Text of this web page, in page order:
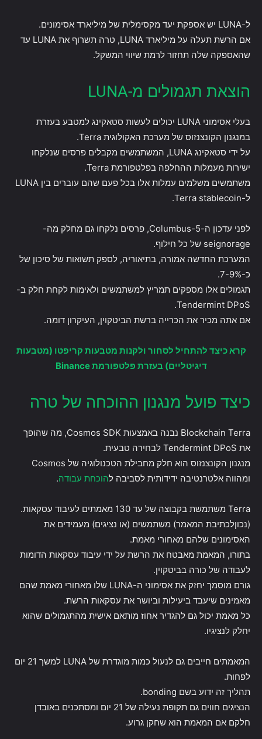
ל-LUNA יש אספקת יעד מקסימלית של מיליארד אסימונים.
אם הרשת תעלה על מיליארד LUNA, טרה תשרוף את LUNA עד
שהאספקה ​​שלה תחזור לרמת שיווי המשקל.
הוצאת תגמולים מ-LUNA
בעלי אסימוני LUNA יכולים לעשות סטאקינג למטבע בעזרת
במנגנון הקונצנזוס של מערכת האקולוגית Terra.
על ידי סטאקינג LUNA, המשתמשים מקבלים פרסים שנלקחו
ישירות מעמלות ההחלפה בפלטפורמת Terra.
משתמשים משלמים עמלות אלו בכל פעם שהם עוברים בין LUNA
ל-Terra stablecoin.
לפני עדכון ה-Columbus-5, פרסים נלקחו גם מחלק מה-
seignorage של כל חילוף.
המערכת החדשה אמורה, בתיאוריה, לספק תשואות של סיכון של
כ-7-9%.
תגמולים אלו מספקים תמריץ למשתמשים ולאימות לקחת חלק ב-
Tendermint DPoS.
אם אתה מכיר את הכרייה ברשת הביטקוין, העיקרון דומה.
קרא כיצד להתחיל לסחור ולקנות מטבעות קריפטו (מטבעות
דיגיטליים) בעזרת פלטפורמת Binance
כיצד פועל מנגנון ההוכחה של טרה
Blockchain Terra נבנה באמצעות Cosmos SDK, מה שהופך
את Tendermint DPoS לבחירה טבעית.
מנגנון הקונצנזוס הוא חלק מחבילת הטכנולוגיה של Cosmos
ומהווה אלטרנטיבה ידידותית לסביבה להוכחת עבודה.
Terra משתמשת בקבוצה של עד 130 מאמתים לעיבוד עסקאות.
(נכוןלכתיבת המאמר) משתמשים (או נציגים) מעמידים את
האסימונים שלהם מאחורי מאמת.
בתורו, המאמת מאבטח את הרשת על ידי עיבוד עסקאות הדומות
לעבודה של כורה בביטקוין.
גורם מוסמך יחזק את אסימוני ה-LUNA שלו מאחורי מאמת שהם
מאמינים שיעבד ביעילות וביושר את עסקאות הרשת.
כל מאמת יכול גם להגדיר אחוז מותאם אישית מהתגמולים שהוא
יחלק לנציגיו.
המאמתים חייבים גם לנעול כמות מוגדרת של LUNA למשך 21 יום
לפחות.
תהליך זה ידוע בשם bonding.
הנציגים חווים גם תקופת נעילה של 21 יום ומסתכנים באובדן
חלקם אם המאמת הוא שחקן גרוע.